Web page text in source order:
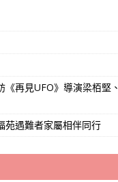
再見UFO》導演梁栢堅、
遇難者家屬相伴同行